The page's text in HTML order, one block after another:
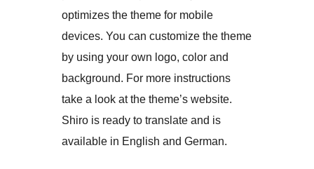
optimizes the theme for mobile
devices. You can customize the theme
by using your own logo, color and
background. For more instructions
take a look at the theme’s website.
Shiro is ready to translate and is
available in English and German.